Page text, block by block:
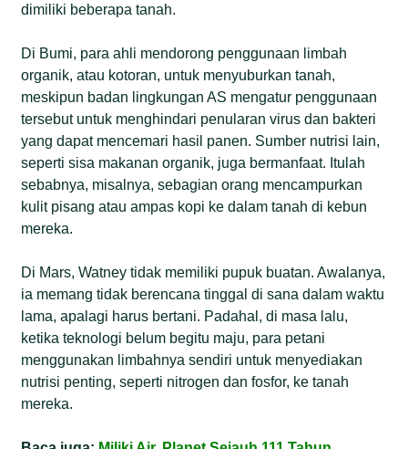
dimiliki beberapa tanah.
Di Bumi, para ahli mendorong penggunaan limbah
organik, atau kotoran, untuk menyuburkan tanah,
meskipun badan lingkungan AS mengatur penggunaan
tersebut untuk menghindari penularan virus dan bakteri
yang dapat mencemari hasil panen. Sumber nutrisi lain,
seperti sisa makanan organik, juga bermanfaat. Itulah
sebabnya, misalnya, sebagian orang mencampurkan
kulit pisang atau ampas kopi ke dalam tanah di kebun
mereka.
Di Mars, Watney tidak memiliki pupuk buatan. Awalanya,
ia memang tidak berencana tinggal di sana dalam waktu
lama, apalagi harus bertani. Padahal, di masa lalu,
ketika teknologi belum begitu maju, para petani
menggunakan limbahnya sendiri untuk menyediakan
nutrisi penting, seperti nitrogen dan fosfor, ke tanah
mereka.